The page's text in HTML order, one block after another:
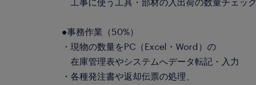
●事務作業（50%）
・現物の数量をPC（Excel・Word）の
在庫管理表やシステムへデータ転記・入力
・各種発注書や返却伝票の処理、